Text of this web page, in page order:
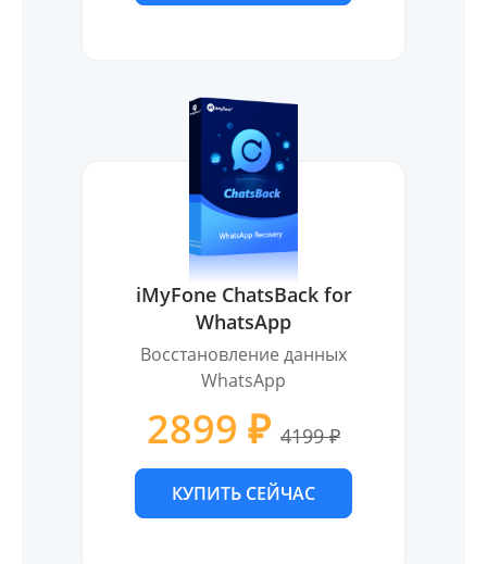
iMyFone ChatsBack for
WhatsApp
Восстановление данных
WhatsApp
2899 ₽ 4199 ₽
КУПИТЬ СЕЙЧАС